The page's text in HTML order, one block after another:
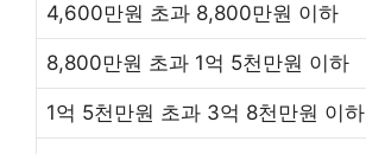
4,600만원 초과 8,800만원 이하
8,800만원 초과 1억 5천만원 이하
1억 5천만원 초과 3억 8천만원 이하